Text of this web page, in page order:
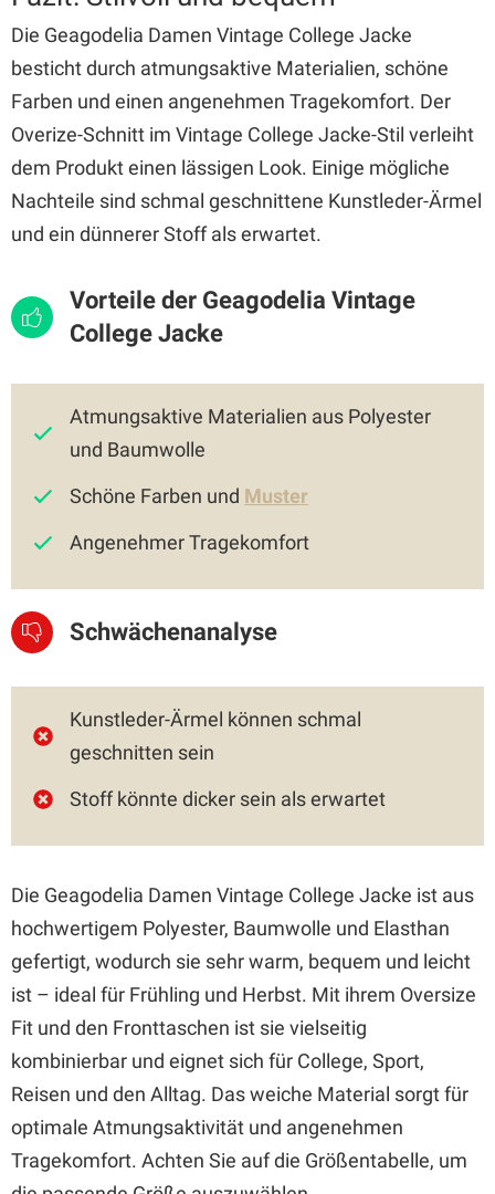
Die Geagodelia Damen Vintage College Jacke
besticht durch atmungsaktive Materialien, schöne
Farben und einen angenehmen Tragekomfort. Der
Overize-Schnitt im Vintage College Jacke-Stil verleiht
dem Produkt einen lässigen Look. Einige mögliche
Nachteile sind schmal geschnittene Kunstleder-Ärmel
und ein dünnerer Stoff als erwartet.
Vorteile der Geagodelia Vintage
College Jacke
Atmungsaktive Materialien aus Polyester
und Baumwolle
Schöne Farben und Muster
Angenehmer Tragekomfort
Schwächenanalyse
Kunstleder-Ärmel können schmal
geschnitten sein
Stoff könnte dicker sein als erwartet
Die Geagodelia Damen Vintage College Jacke ist aus
hochwertigem Polyester, Baumwolle und Elasthan
gefertigt, wodurch sie sehr warm, bequem und leicht
ist – ideal für Frühling und Herbst. Mit ihrem Oversize
Fit und den Fronttaschen ist sie vielseitig
kombinierbar und eignet sich für College, Sport,
Reisen und den Alltag. Das weiche Material sorgt für
optimale Atmungsaktivität und angenehmen
Tragekomfort. Achten Sie auf die Größentabelle, um